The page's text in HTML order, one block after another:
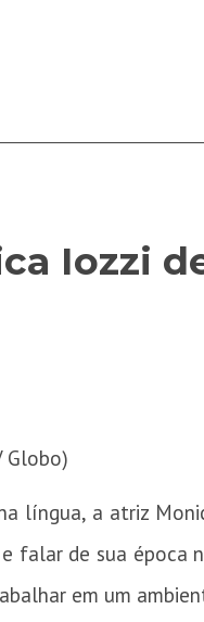
Iozzi
Globo)
língua, a atriz
falar de sua época
em um